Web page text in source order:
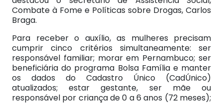
Combate à Fome e Políticas sobre Drogas, Carlos
Braga.
Para receber o auxílio, as mulheres precisam
cumprir cinco critérios simultaneamente: ser
responsável familiar; morar em Pernambuco; ser
beneficiária do programa Bolsa Família e manter
os dados do Cadastro Único (CadÚnico)
atualizados; estar gestante, ser mãe ou
responsável por criança de 0 a 6 anos (72 meses);